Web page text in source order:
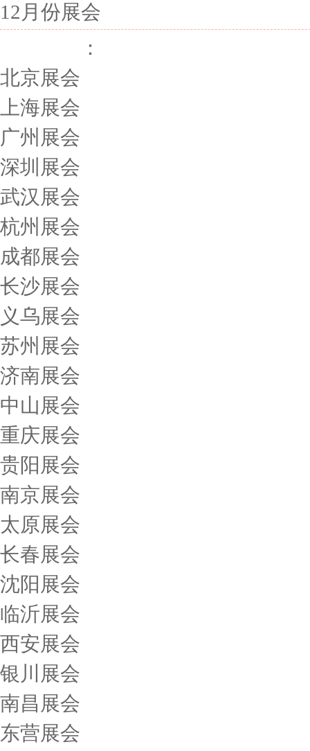
12月份展会
：
北京展会
上海展会
广州展会
深圳展会
武汉展会
杭州展会
成都展会
长沙展会
义乌展会
苏州展会
济南展会
中山展会
重庆展会
贵阳展会
南京展会
太原展会
长春展会
沈阳展会
临沂展会
西安展会
银川展会
南昌展会
东营展会